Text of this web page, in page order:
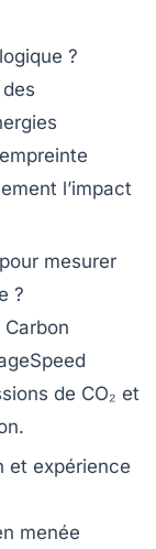
?
l’impact
mesurer
?
de CO₂ et
et expérience
menée